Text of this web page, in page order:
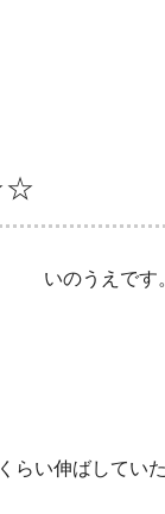
いのうえです
い伸ばしてい